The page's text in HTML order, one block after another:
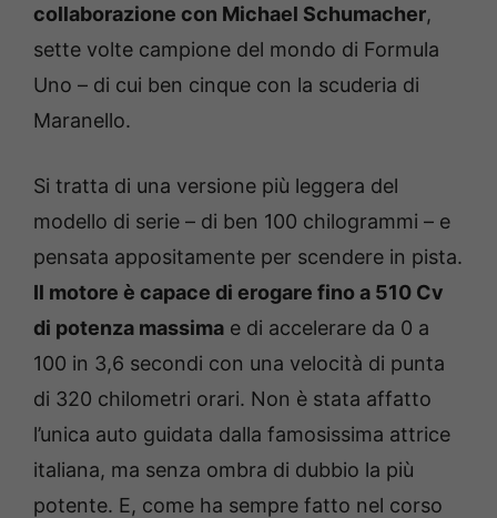
collaborazione con Michael Schumacher,
sette volte campione del mondo di Formula
Uno – di cui ben cinque con la scuderia di
Maranello.
Si tratta di una versione più leggera del
modello di serie – di ben 100 chilogrammi – e
pensata appositamente per scendere in pista.
Il motore è capace di erogare fino a 510 Cv
di potenza massima e di accelerare da 0 a
100 in 3,6 secondi con una velocità di punta
di 320 chilometri orari. Non è stata affatto
l’unica auto guidata dalla famosissima attrice
italiana, ma senza ombra di dubbio la più
potente. E, come ha sempre fatto nel corso